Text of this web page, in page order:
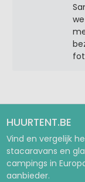
HUURTENT.BE
Vind en vergelijk
stacaravans en
campings in
aanbieder.